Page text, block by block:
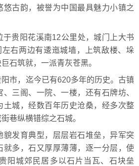
悠古韵，被誉为中国最具魅力小镇之
贵阳花溪南12公里处，城门上大书
左右两边有逶迤城墙，上筑敌楼、垛
石筑就，一派青灰苍黑。
，迄今已有620多年的历史。古镇
三阁、一院、一楼，还有石牌坊、
土城，经数百年历史沧桑，经多次整
巷纵横错综之石城。
发育典型，层层岩石堆垒，异军突
就多，石又厚厚薄薄，逐一分层，使
阳城郊民居多以石片当瓦、石块垒